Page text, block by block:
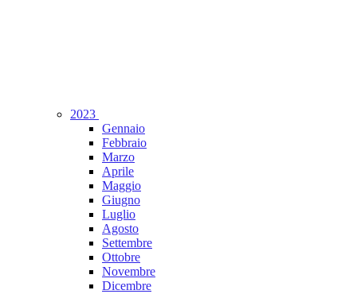
2023
Gennaio
Febbraio
Marzo
Aprile
Maggio
Giugno
Luglio
Agosto
Settembre
Ottobre
Novembre
Dicembre